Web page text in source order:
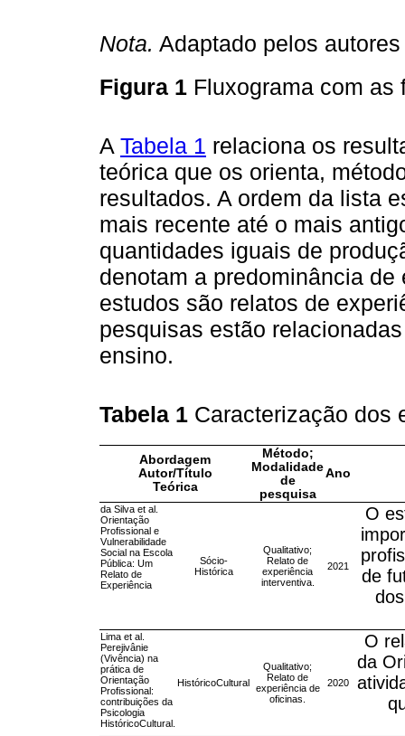
Nota. Adaptado pelos
Figura 1 Fluxograma com
A Tabela 1 relaciona os
teórica que os orienta,
resultados. A ordem da lista
mais recente até o mais
quantidades iguais de
denotam a predominância
estudos são relatos de
pesquisas estão
ensino.
Tabela 1 Caracterização dos
Abordagem
Autor/Título
Teórica
Método;
Modalidade
de
pesquisa
Ano
da Silva et al.
Orientação
Profissional e
Vulnerabilidade
Social na Escola
Pública: Um
Relato de
Experiência
Sócio-
Histórica
Qualitativo;
Relato de
experiência
interventiva.
2021
O
de
Lima et al.
Perejivânie
(Vivência) na
prática de
Orientação
Profissional:
contribuições da
Psicologia
HistóricoCultural.
HistóricoCultural
Qualitativo;
Relato de
experiência de
oficinas.
2020
O
da